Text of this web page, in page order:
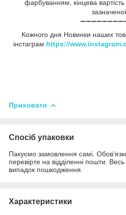
фарбуванням, кінцева вартість
зазначеної.
Кожного дня Новинки наших
інстаграм https://
Приховати
Спосіб упаковки
Пакуємо замовлення самі.
перевірте на відділенні пошти.
випадок пошкодження.
Характеристики